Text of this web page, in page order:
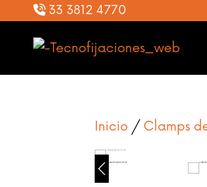
33 3812 4770
Inicio / Clamps